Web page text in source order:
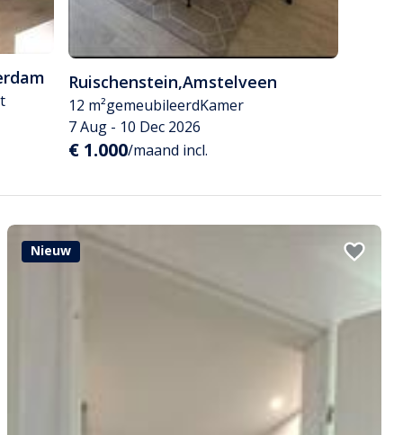
Ruischenstein,Amstelveen
12 m²gemeubileerdKamer
7 Aug - 10 Dec 2026
€ 1.000/maand incl.
Nieuw